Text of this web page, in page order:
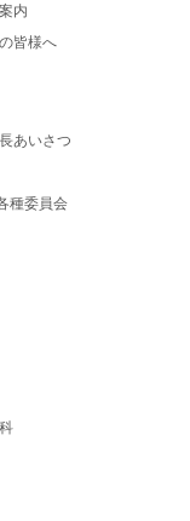
内
皆様へ
あいさつ
種委員会